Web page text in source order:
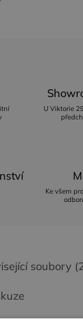
U Viktorie
Ke všem
soubory